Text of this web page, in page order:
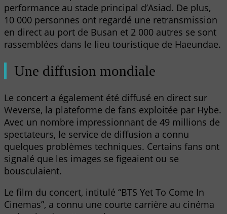
performance au stade principal d’Asiad. De plus,
10 000 personnes ont regardé une retransmission
en direct au port de Busan et 2 000 autres se sont
rassemblées dans le lieu touristique de Haeundae.
Une diffusion mondiale
Le concert a également été diffusé en direct sur
Weverse, la plateforme de fans exploitée par Hybe.
Avec un nombre impressionnant de 49 millions de
spectateurs, le service de diffusion a connu
quelques problèmes techniques. Certains fans ont
signalé que les images se figeaient ou se
bousculaient.
Le film du concert, intitulé “BTS Yet To Come In
Cinemas”, a connu une courte carrière au cinéma